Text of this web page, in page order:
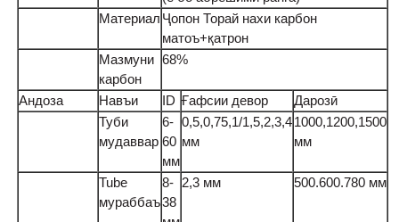
Материал Ҷопон Торай нахи карбон
матоъ+қатрон
Мазмуни
карбон
68%
Андоза Навъи ID Ғафсии девор
Дарозӣ
Туби
мудаввар
6-
60
мм
0,5,0,75,1/1,5,2,3,4
мм
1000,1200,1500
мм
Tube
мураббаъ
8-
38
2,3 мм 500.600.780 мм